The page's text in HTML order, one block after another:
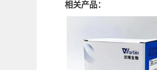
相关产品：